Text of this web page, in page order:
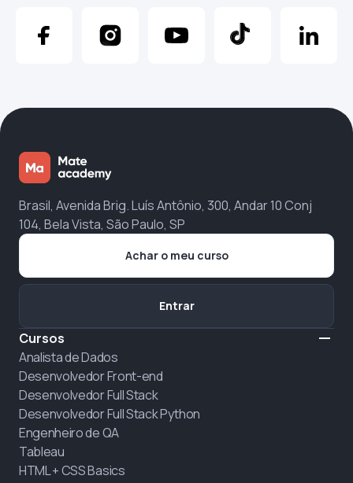
Brasil, Avenida Brig. Luís Antônio, 300, Andar 10 Conj
104, Bela Vista, São Paulo, SP
Cursos
Analista de Dados
Desenvolvedor Front-end
Desenvolvedor Full Stack
Desenvolvedor Full Stack Python
Engenheiro de QA
Tableau
HTML + CSS Basics
Achar o meu curso
Entrar